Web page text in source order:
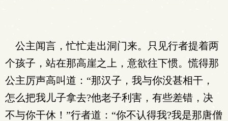
公主闻言，忙忙走出洞门来。只见行者提着两
个孩子，站在那高崖之上，意欲往下惯。慌得那
公主厉声高叫道：“那汉子，我与你没甚相干，
怎么把我儿子拿去?他老子利害，有些差错，决
不与你干休！”行者道：“你不认得我?我是那唐僧